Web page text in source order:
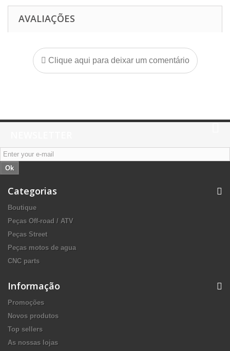
AVALIAÇÕES
Clique aqui para deixar um comentário
Ok
Categorias
Boutique
Peças Off-road / ATV
Peças Street
Peças motos de agua
CNC parts
Informação
Promoções
Novos produtos
Top sellers
As nossas lojas